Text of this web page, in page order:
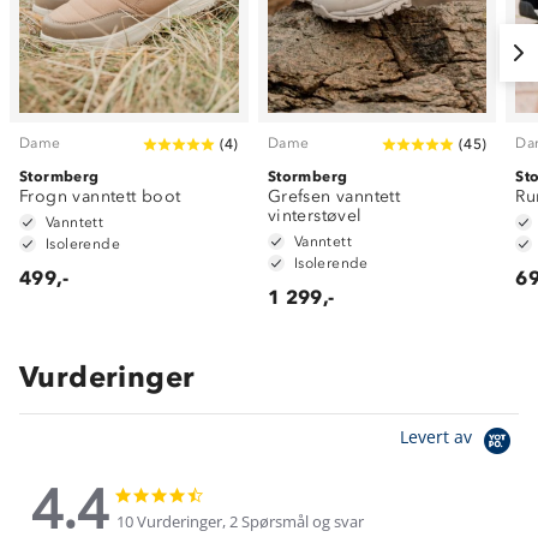
Dame (4)
Stormberg
Frogn vanntett boot
Vanntett
Isolerende
499,-
Dame (45)
Stormberg
Grefsen vanntett
vinterstøvel
Vanntett
Isolerende
1 299,-
Vurderinger
Levert av
4.4
4.4
star
rating
star
rating
10 Vurderinger, 2 Spørsmål og svar